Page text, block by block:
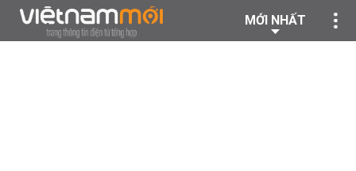
MỚI NHẤT